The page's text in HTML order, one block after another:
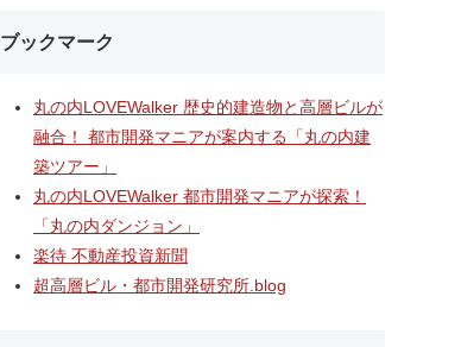
2階中央改札口やホームドア
線海老名駅改良工事」！！駅
機能強化で神奈川県央の交通
拠点が進化！！
村岡・深沢地区エリ
倉梶原」！！2026
ブックマーク
丸の内LOVEWalker 歴史的建造物と高層ビルが
融合！ 都市開発マニアが案内する「丸の内建
築ツアー」
丸の内LOVEWalker 都市開発マニアが探索！
「丸の内ダンジョン」
楽待 不動産投資新聞
超高層ビル・都市開発研究所.blog